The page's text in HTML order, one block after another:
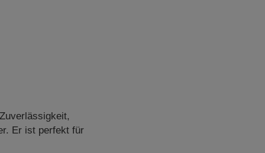
Er ist perfekt für